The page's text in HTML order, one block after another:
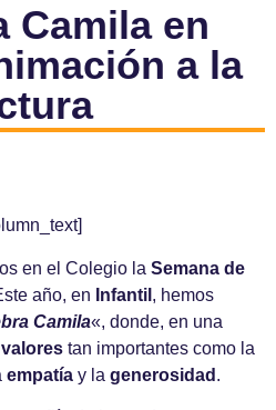
Camila en
a la
en el Colegio la Semana de
año, en Infantil , hemos
Camila«, donde, en una
valores tan importantes como la
empatía y la generosidad .